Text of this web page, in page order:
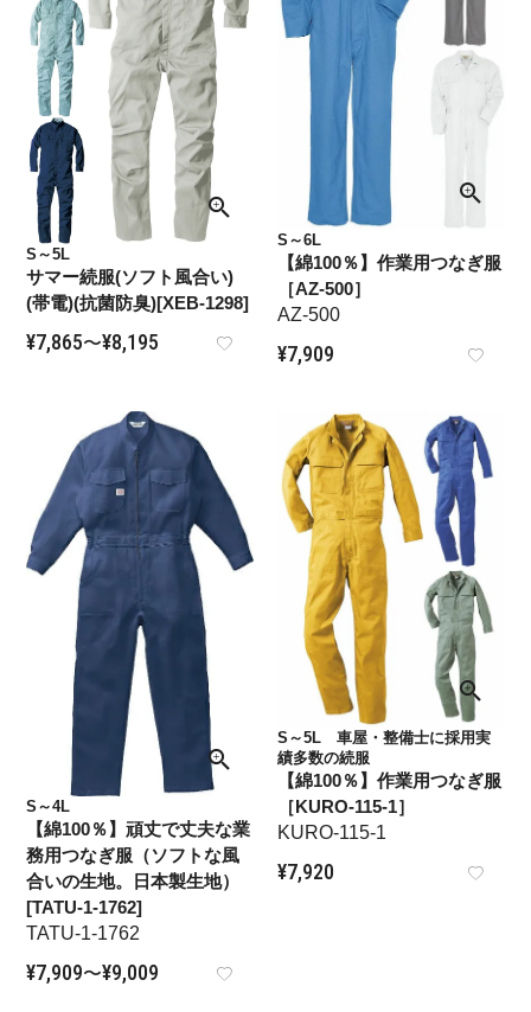
S～5L
サマー続服(ソフト風合い)
(帯電)(抗菌防臭)[XEB-1298]
¥7,865〜¥8,195
S～6L
【綿100％】作業用つなぎ服
［AZ-500］
AZ-500
¥7,909
S～4L
【綿100％】頑丈で丈夫な業
務用つなぎ服（ソフトな風
合いの生地。日本製生地）
[TATU-1-1762]
TATU-1-1762
¥7,909〜¥9,009
S～5L 車屋・整備士に採用実
績多数の続服
【綿100％】作業用つなぎ服
［KURO-115-1］
KURO-115-1
¥7,920